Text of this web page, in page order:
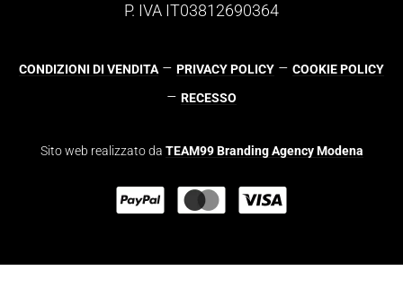
P. IVA IT03812690364
CONDIZIONI DI VENDITA – PRIVACY POLICY – COOKIE POLICY
– RECESSO
Sito web realizzato da TEAM99 Branding Agency Modena